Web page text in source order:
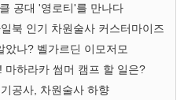
공대 '영로티'를 만나다
북 인기 차원술사 커스터마이즈
았나? 벨가르딘 이모저모
마하라카 썸머 캠프 할 일은?
공사, 차원술사 하향